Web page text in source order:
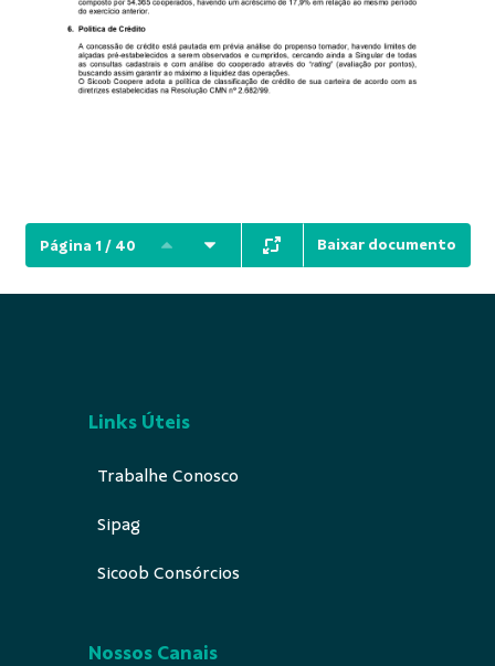
Página 1 / 40 Baixar documento
Links Úteis
Trabalhe Conosco
Sipag
Sicoob Consórcios
Nossos Canais